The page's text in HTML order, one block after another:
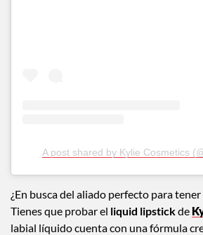
A post shared by Kylie Cosmetics
¿En busca del aliado perfecto para
Tienes que probar el liquid lipstickde
labial líquido cuenta con una fórmula